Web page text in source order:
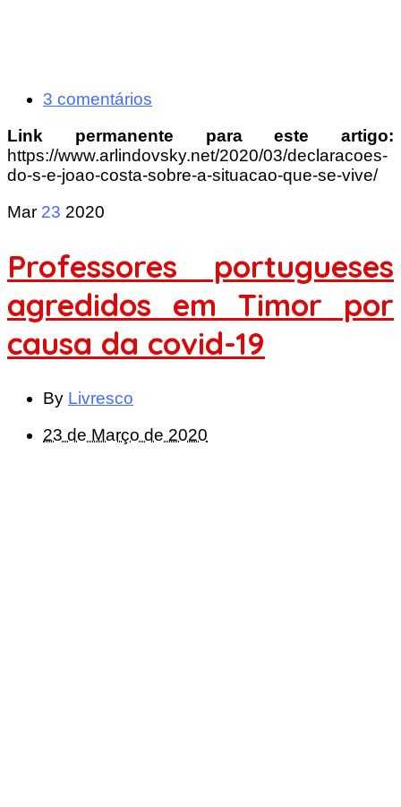
3 comentários
Link permanente para este artigo:
https://www.arlindovsky.net/2020/03/declaracoes-
do-s-e-joao-costa-sobre-a-situacao-que-se-vive/
Mar 23 2020
Professores portugueses
agredidos em Timor por
causa da covid-19
By Livresco
23 de Março de 2020